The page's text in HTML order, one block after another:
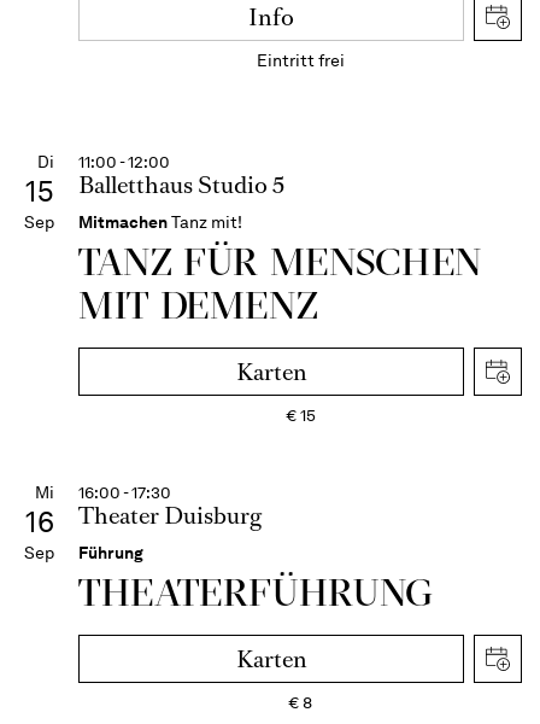
Info
Eintritt frei
Di
15
Sep
11:00 - 12:00
Balletthaus Studio 5
MitmachenTanz mit!
TANZ FÜR MENSCHEN
MIT DEMENZ
Karten
€15
Mi
16
Sep
16:00 - 17:30
Theater Duisburg
Führung
THEATER­FÜHR­UNG
Karten
€8